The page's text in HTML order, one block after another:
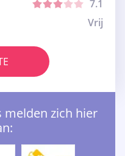
7.1
Vrij
melden zich hier